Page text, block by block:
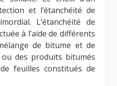
et l’étanchéité de
L’étanchéité de
à l’aide de différents
de bitume et de
des produits bitumés
feuilles constitués de